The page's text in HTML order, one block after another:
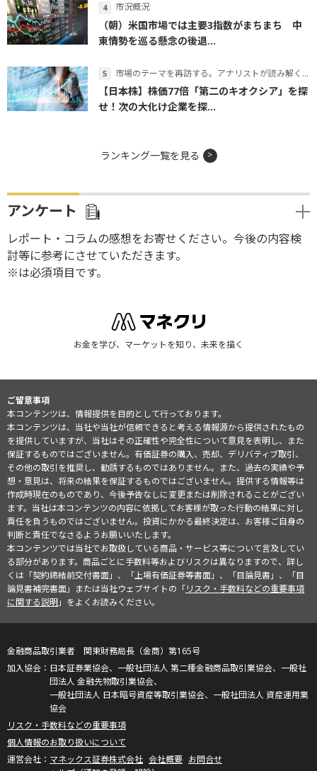
市況概況
（朝）米国市場では主要3指数がまちまち 中
東情勢を巡る懸念の後退...
市場のテーマを再訪する。アナリストが読み解くテーマの本質
【日本株】株価77倍「第二のキオクシア」を探
せ！次の大化け企業を探...
ランキング一覧を見る
アンケート
レポート・コラムの感想をお寄せください。今後の内容検
討等に参考にさせていただきます。
※は必須項目です。
お金を学び、マーケットを知り、未来を描く
ご留意事項
本コンテンツは、情報提供を目的として行っております。
本コンテンツは、当社や当社が信頼できると考える情報源から提供されたもの
を提供していますが、当社はその正確性や完全性について意見を表明し、また
保証するものではございません。有価証券の購入、売却、デリバティブ取引、
その他の取引を推奨し、勧誘するものではありません。また、過去の実績や予
想・意見は、将来の結果を保証するものではございません。提供する情報等は
作成時現在のものであり、今後予告なしに変更または削除されることがござい
ます。当社は本コンテンツの内容に依拠してお客様が取った行動の結果に対し
責任を負うものではございません。投資にかかる最終決定は、お客様ご自身の
判断と責任でなさるようお願いいたします。
本コンテンツでは当社でお取扱している商品・サービス等について言及してい
る部分があります。商品ごとに手数料等およびリスクは異なりますので、詳し
くは「契約締結前交付書面」、「上場有価証券等書面」、「目論見書」、「目
論見書補完書面」または当社ウェブサイトの「リスク・手数料などの重要事項
に関する説明」をよくお読みください。
金融商品取引業者 関東財務局長（金商）第165号
日本証券業協会、一般社団法人 第二種金融商品取引業協会、一般社
団法人 金融先物取引業協会、
一般社団法人 日本暗号資産等取引業協会、一般社団法人 資産運用業
協会
リスク・手数料などの重要事項
個人情報のお取り扱いについて
マネックス証券株式会社 会社概要 お問合せ